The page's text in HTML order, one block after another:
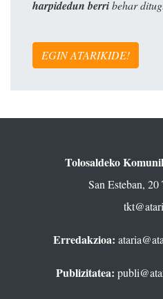
harpidedun berribehar
EGIN ATARIKIDE!
Tolosaldeko
San Esteban,
Erredakzioa:
Publizitatea: